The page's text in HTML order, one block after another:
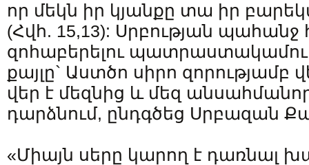
որ մեկն իր կյանքը տա իր
(Հվհ. 15,13): Սրբության
զոհաբերելու
քայլը` Աստծո սիրո զորությամբ
վեր է մեզնից և մեզ
դարձնում, ընդգծեց Սրբազան
«Միայն սերը կարող է դառնալ